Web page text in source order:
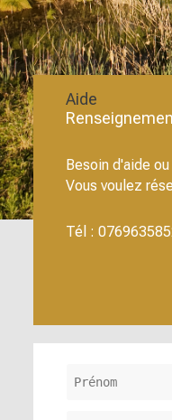
Aide
Besoin d'aide
Vous voulez
Tél :